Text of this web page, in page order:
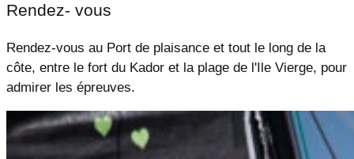
Rendez- vous
Rendez-vous au Port de plaisance et tout le long de la
côte, entre le fort du Kador et la plage de l'Ile Vierge, pour
admirer les épreuves.